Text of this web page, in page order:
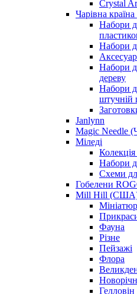
Crystal
Чарівна
Набори
Набори
Набори
дереву
Набори
штучній
Janlynn
Magic Needle
Міледі
Набори
Схеми
Гобелени
Mill Hill
Фауна
Різне
Пейзажі
Флора
Гелловін